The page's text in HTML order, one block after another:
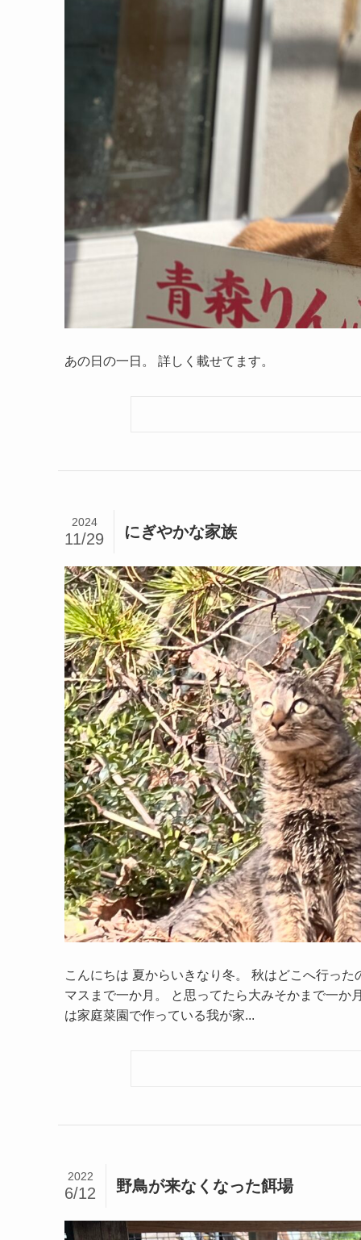
あの日の一日。 詳しく載せてます。
にぎやかな家族
2024
11/29
こんにちは 夏からいきなり冬。 秋はどこへ行っ
マスまで一か月。 と思ってたら大みそかまで一か
は家庭菜園で作っている我が家...
野鳥が来なくなった餌場
2022
6/12